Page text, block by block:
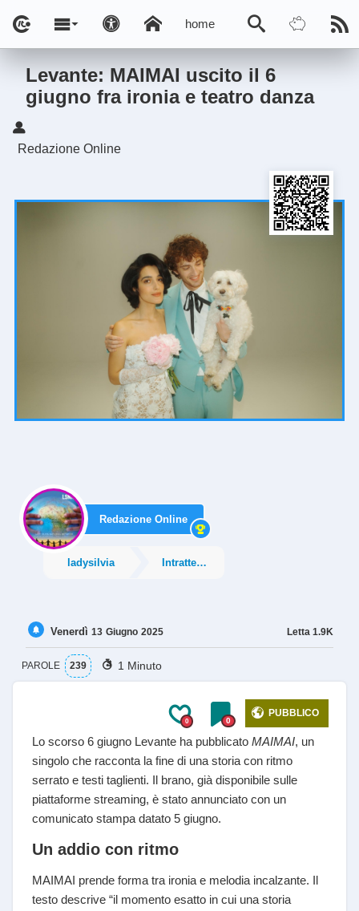
home
Levante: MAIMAI uscito il 6
giugno fra ironia e teatro danza
Redazione Online
Redazione Online
ladysilvia Intrattenimento
Letta 1.9K
Venerdì 13 Giugno 2025
PAROLE 239 1 Minuto
0 0
PUBBLICO
Lo scorso 6 giugno Levante ha pubblicato MAIMAI, un
singolo che racconta la fine di una storia con ritmo
serrato e testi taglienti. Il brano, già disponibile sulle
piattaforme streaming, è stato annunciato con un
comunicato stampa datato 5 giugno.
Un addio con ritmo
MAIMAI prende forma tra ironia e melodia incalzante. Il
testo descrive “il momento esatto in cui una storia